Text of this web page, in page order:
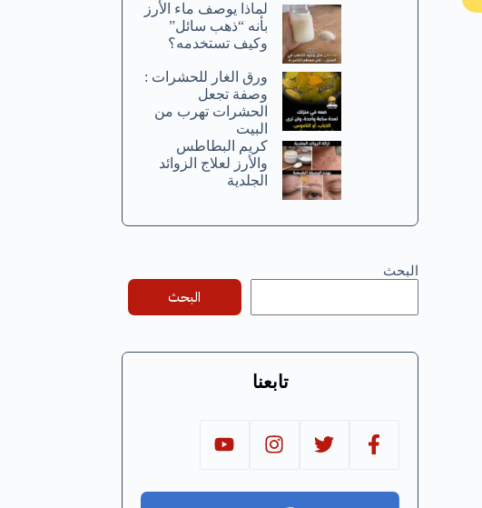
لماذا يوصف ماء الأرز
بأنه “ذهب سائل”
وكيف تستخدمه؟
ورق الغار للحشرات :
وصفة تجعل
الحشرات تهرب من
البيت
كريم البطاطس
والأرز لعلاج الزوائد
الجلدية
البحث
البحث
تابعنا